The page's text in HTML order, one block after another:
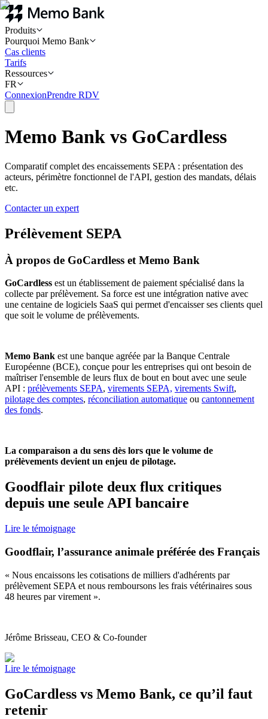
Produits
Pourquoi Memo Bank
Cas clients
Tarifs
Ressources
FR
ConnexionPrendre RDV
Memo Bank vs GoCardless
Comparatif complet des encaissements SEPA : présentation des
acteurs, périmètre fonctionnel de l'API, gestion des mandats, délais
etc.
Contacter un expert
Prélèvement SEPA
À propos de GoCardless et Memo Bank
GoCardless est un établissement de paiement spécialisé dans la
collecte par prélèvement. Sa force est une intégration native avec
une centaine de logiciels SaaS qui permet d'encaisser ses clients quel
que soit le volume de prélèvements.
Memo Bank est une banque agréée par la Banque Centrale
Européenne (BCE), conçue pour les entreprises qui ont besoin de
maîtriser l'ensemble de leurs flux de bout en bout avec une seule
API : prélèvements SEPA, virements SEPA, virements Swift,
pilotage des comptes, réconciliation automatique ou cantonnement
des fonds.
La comparaison a du sens dès lors que le volume de
prélèvements devient un enjeu de pilotage.
Goodflair pilote deux flux critiques
depuis une seule API bancaire
Lire le témoignage
Goodflair, l’assurance animale préférée des Français
« Nous encaissons les cotisations de milliers d'adhérents par
prélèvement SEPA et nous remboursons les frais vétérinaires sous
48 heures par virement ».
Jérôme Brisseau, CEO & Co-founder
Lire le témoignage
GoCardless vs Memo Bank, ce qu’il faut
retenir